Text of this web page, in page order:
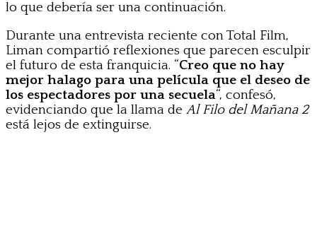
lo que debería ser una continuación.
Durante una entrevista reciente con Total Film,
Liman compartió reflexiones que parecen esculpir
el futuro de esta franquicia. “Creo que no hay
mejor halago para una película que el deseo de
los espectadores por una secuela“, confesó,
evidenciando que la llama deAl Filo del Mañana 2
está lejos de extinguirse.